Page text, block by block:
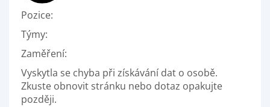
Pozice:
Týmy:
Zaměření:
Vyskytla se chyba při získávání dat o osobě.
Zkuste obnovit stránku nebo dotaz opakujte
později.